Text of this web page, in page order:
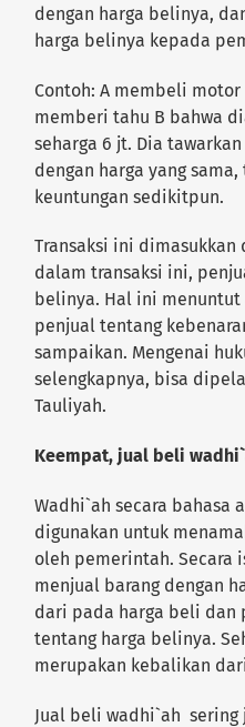
dengan harga belinya,
harga belinya kepada
Contoh: A membeli
memberi tahu B bahwa
seharga 6 jt. Dia
dengan harga yang
keuntungan sedikitpun.
Transaksi ini
dalam transaksi ini,
belinya. Hal ini
penjual tentang
sampaikan. Mengenai
selengkapnya, bisa
Tauliyah.
Keempat, jual beli
Wadhi`ah secara bahasa
digunakan untuk
oleh pemerintah. Secara
menjual barang dengan
dari pada harga beli
tentang harga belinya.
merupakan kebalikan
Jual beli wadhi`ah sering